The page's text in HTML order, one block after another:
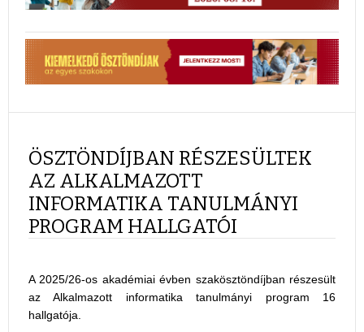
ÖSZTÖNDÍJBAN RÉSZESÜLTEK
AZ ALKALMAZOTT
INFORMATIKA TANULMÁNYI
PROGRAM HALLGATÓI
A 2025/26-os akadémiai évben szakösztöndíjban részesült
az Alkalmazott informatika tanulmányi program 16
hallgatója.